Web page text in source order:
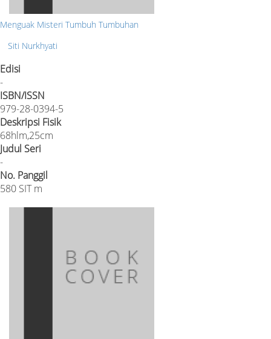
Menguak Misteri Tumbuh Tumbuhan
Siti Nurkhyati
Edisi
-
ISBN/ISSN
979-28-0394-5
Deskripsi Fisik
68hlm,25cm
Judul Seri
-
No. Panggil
580 SIT m